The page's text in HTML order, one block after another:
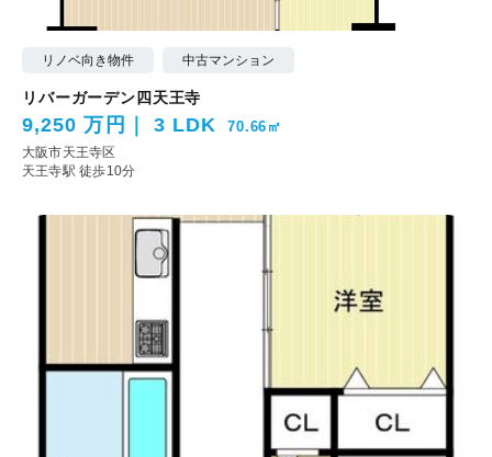
リノベ向き物件 中古マンション
リバーガーデン四天王寺
9,250 万円 3 LDK 70.66㎡
大阪市天王寺区
天王寺駅 徒歩10分